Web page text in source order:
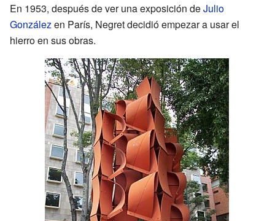
En 1953, después de ver una exposición deJulio
Gonzálezen París, Negret decidió empezar a usar el
hierro en sus obras.